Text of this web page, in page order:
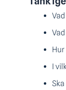
I